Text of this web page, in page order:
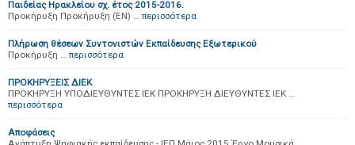
Παιδείας Ηρακλείου σχ. έτος 2015-2016.
Προκήρυξη Προκήρυξη (EN) … περισσότερα
Πλήρωση θέσεων Συντονιστών Εκπαίδευσης Εξωτερικού
Προκήρυξη … περισσότερα
ΠΡΟΚΗΡΥΞΕΙΣ ΔΙΕΚ
ΠΡΟΚΗΡΥΞΗ ΥΠΟΔΙΕΥΘΥΝΤΕΣ ΙΕΚ ΠΡΟΚΗΡΥΞΗ ΔΙΕΥΘΥΝΤΕΣ ΙΕΚ …
περισσότερα
Αποφάσεις